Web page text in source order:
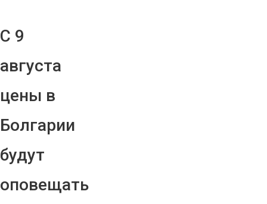
С 9
августа
цены в
Болгарии
будут
оповещать